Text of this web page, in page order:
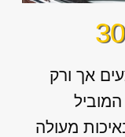
אך ורק
המוביל
מעולה